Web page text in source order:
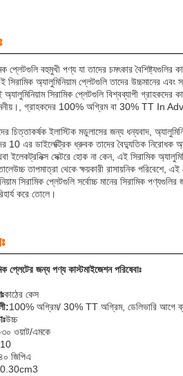
প্লেটগুলি বহুমুখী পণ্য যা তাদের চমৎকার
সিরামিক অ্যালুমিনিয়াম প্লেটগুলি তাদের উচ্চমানের এবং
সিরামিক প্লেটগুলি বিশ্বব্যাপী গ্রাহকদের
নমনীয়।, গ্রাহকদের 100% অগ্রিম বা 30% TT In
ইলাস্টিক মডুলাসের জন্য ধন্যবাদ,
এর ডাইলেক্ট্রিক ধ্রুবক তাদের বৈদ্যুতিক নিরোধক
ইলেকট্রনিক্স সেক্টরে হোক না কেন, এই সিরামিক
তাপমাত্রা থেকে ক্ষয়কারী রাসায়নিক পরিবেশে,
সিরামিক প্লেটগুলি সর্বোচ্চ মানের সিরামিক
করে তোলে।
প্লেটের জন্য পণ্য কাস্টমাইজেশন পরিষেবাঃ
কাঠের কেস
100% অগ্রিম/ 30% TT অগ্রিম, ডেলিভারি আগে
উচ্চ
ওয়াট/এমকে
10
জিপিএ